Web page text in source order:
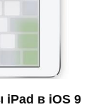
iPad в iOS 9